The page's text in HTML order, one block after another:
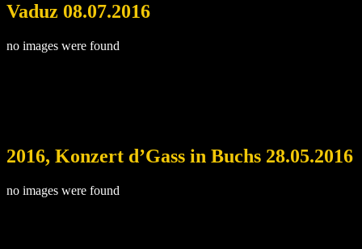
Vaduz 08.07.2016
no images were found
2016, Konzert d’Gass in Buchs 28.05.2016
no images were found